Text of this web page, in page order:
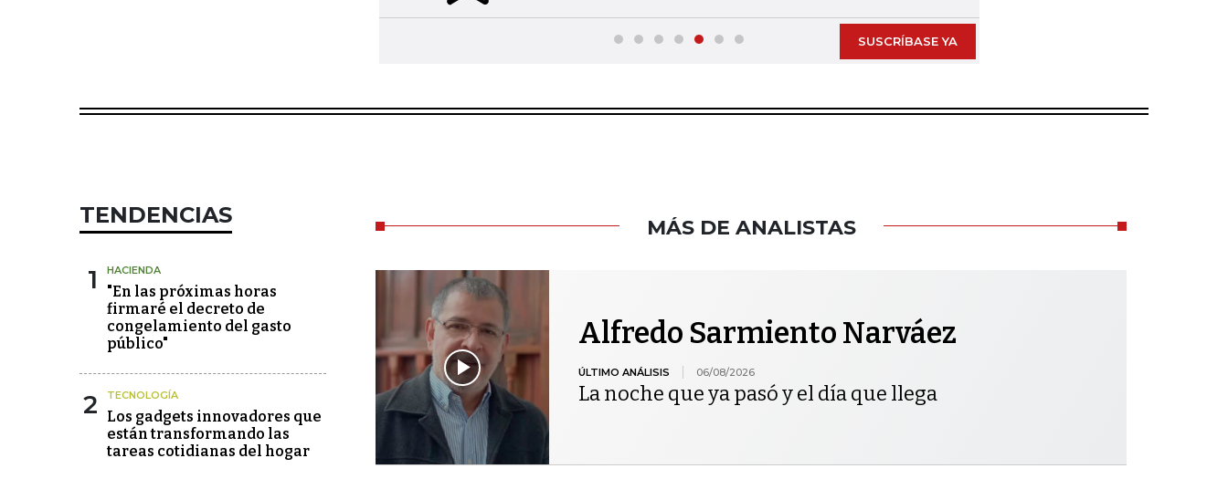
SUSCRÍBASE YA
TENDENCIAS
1 HACIENDA
"En las próximas horas
firmaré el decreto de
congelamiento del gasto
público"
2 TECNOLOGÍA
Los gadgets innovadores que
están transformando las
tareas cotidianas del hogar
MÁS DE ANALISTAS
Alfredo Sarmiento Narváez
ÚLTIMO ANÁLISIS 06/08/2026
La noche que ya pasó y el día que llega